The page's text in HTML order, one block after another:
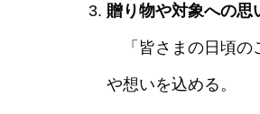
贈り物や対象への思
「皆さまの日頃の
や想いを込める。